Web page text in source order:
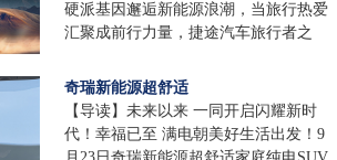
硬派基因邂逅新能源浪潮，当旅行热爱
汇聚成前行力量，捷途汽车旅行者之
奇瑞新能源超舒适
【导读】未来以来 一同开启闪耀新时
代！幸福已至 满电朝美好生活出发！9